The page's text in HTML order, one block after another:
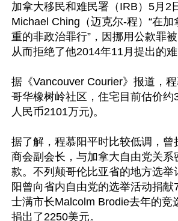
加拿大移民和难民署（IRB）5月2
Michael Ching（迈克尔-程）“在
重的非政治罪行”，因挪用公款罪
从而拒绝了他2014年11月提出的难
据《Vancouver Courier》报道，
哥华橡树岭社区，住宅目前估价约
人民币2101万元)。
据了解，程慕阳平时比较低调，曾
商会副会长，与加拿大自由党关系
款。不列颠哥伦比亚省的地方选举
阳曾向省内自由党的选举活动捐献
士满市长Malcolm Brodie去年的竞
捐出了2250美元。